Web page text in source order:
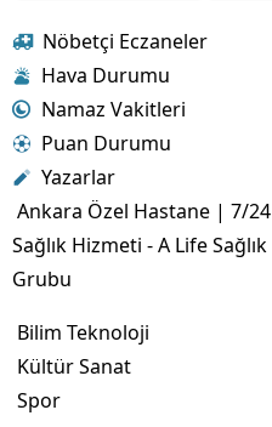
Nöbetçi Eczaneler
Hava Durumu
Namaz Vakitleri
Puan Durumu
Yazarlar
Ankara Özel Hastane | 7/24
Sağlık Hizmeti - A Life Sağlık
Grubu
Bilim Teknoloji
Kültür Sanat
Spor